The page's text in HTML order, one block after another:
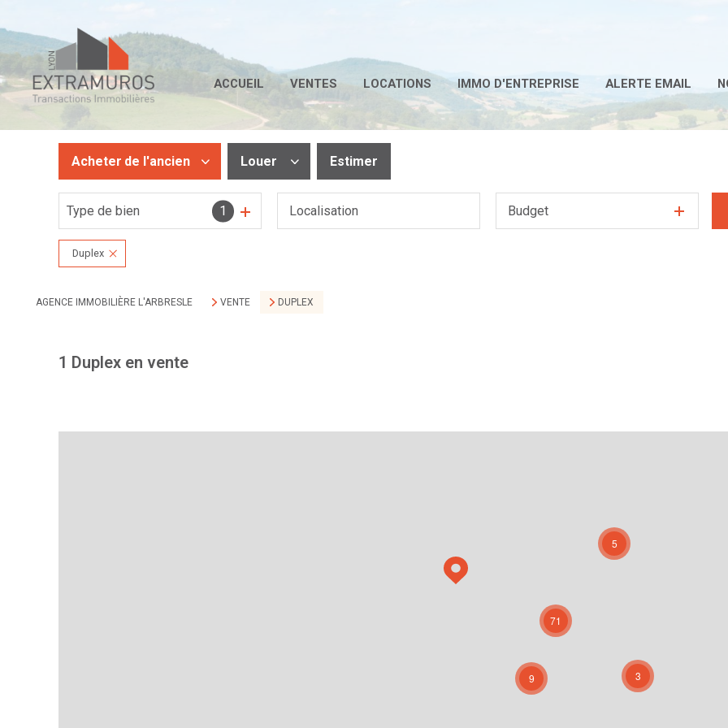
ACCUEIL VENTES LOCATIONS IMMO D'ENTREPRISE ALERTE EMAIL
Acheter de l'ancien
De l'ancien
De l'immo pro
Louer
De l'immo pro
Estimer
Type de bien 1 Budget
Duplex
AGENCE IMMOBILIÈRE L'ARBRESLE VENTE DUPLEX
1 Duplex en vente
9 3
5
71